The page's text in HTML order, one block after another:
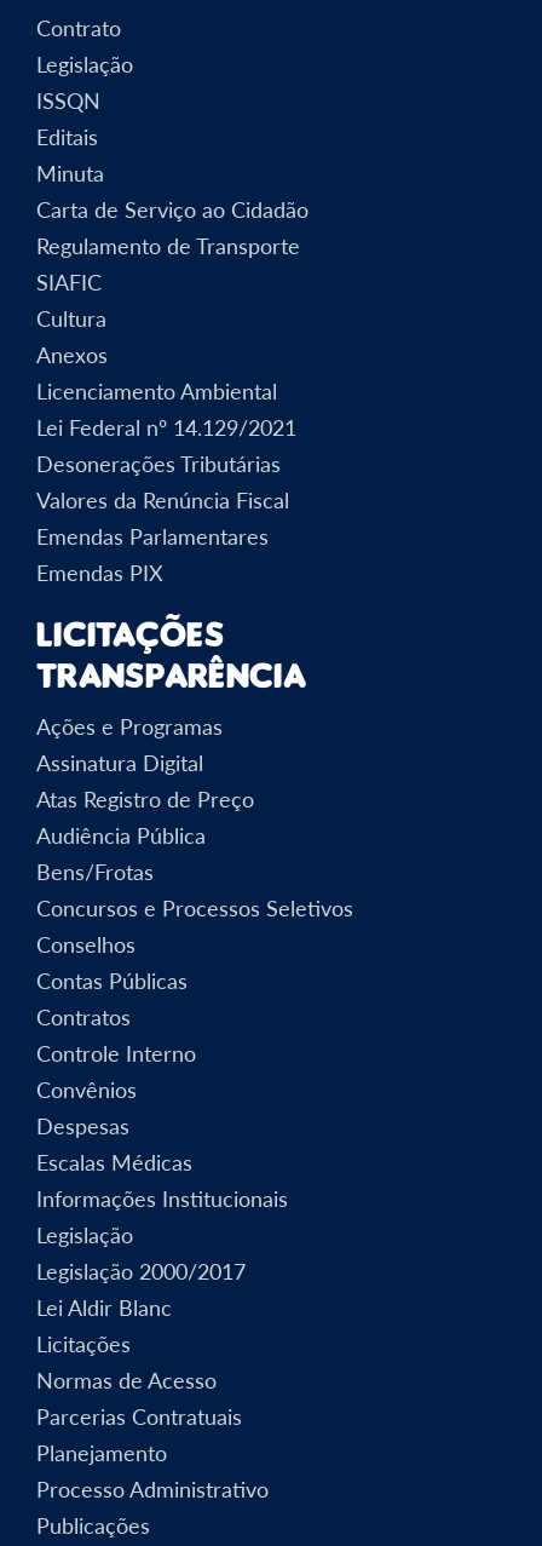
Contrato
Legislação
ISSQN
Editais
Minuta
Carta de Serviço ao Cidadão
Regulamento de Transporte
SIAFIC
Cultura
Anexos
Licenciamento Ambiental
Lei Federal nº 14.129/2021
Desonerações Tributárias
Valores da Renúncia Fiscal
Emendas Parlamentares
Emendas PIX
Licitações
Transparência
Ações e Programas
Assinatura Digital
Atas Registro de Preço
Audiência Pública
Bens/Frotas
Concursos e Processos Seletivos
Conselhos
Contas Públicas
Contratos
Controle Interno
Convênios
Despesas
Escalas Médicas
Informações Institucionais
Legislação
Legislação 2000/2017
Lei Aldir Blanc
Licitações
Normas de Acesso
Parcerias Contratuais
Planejamento
Processo Administrativo
Publicações